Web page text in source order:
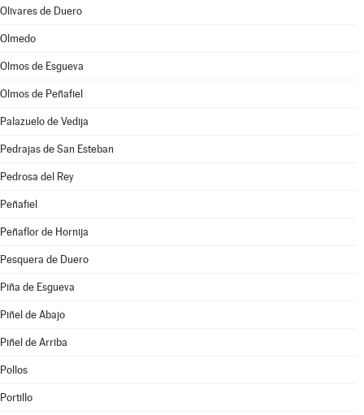
Olivares de Duero
Olmedo
Olmos de Esgueva
Olmos de Peñafiel
Palazuelo de Vedija
Pedrajas de San Esteban
Pedrosa del Rey
Peñafiel
Peñaflor de Hornija
Pesquera de Duero
Piña de Esgueva
Piñel de Abajo
Piñel de Arriba
Pollos
Portillo